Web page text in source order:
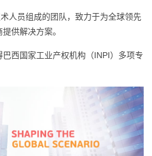
人员组成的团队，致力于为全球领先
供解决方案。
西国家工业产权机构（INPI）多项专